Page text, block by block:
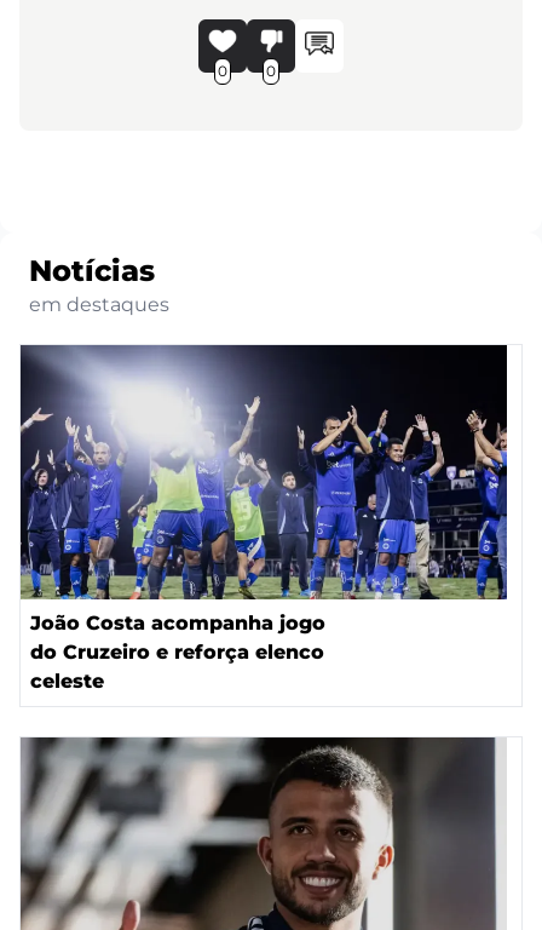
0 0
Notícias
em destaques
João Costa acompanha jogo
do Cruzeiro e reforça elenco
celeste